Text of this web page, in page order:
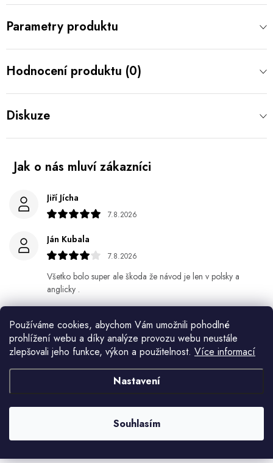
Používáme cookies, abychom Vám umožnili pohodlné
prohlížení webu a díky analýze provozu webu neustále
zlepšovali jeho funkce, výkon a použitelnost. Více informací
Nastavení
Souhlasím
Parametry produktu
Hodnocení produktu (0)
Diskuze
Jiří Jícha
7.8.2026
Ján Kubala
7.8.2026
Všetko bolo super ale škoda že návod je len v polsky a
anglicky .
5.8.2026
Velmi rychlé odeslání. Spokojenost
HELENA MINAŘÍKOVÁ
Je sice větší ale vypadá dobře
Zobrazit další hodnocení